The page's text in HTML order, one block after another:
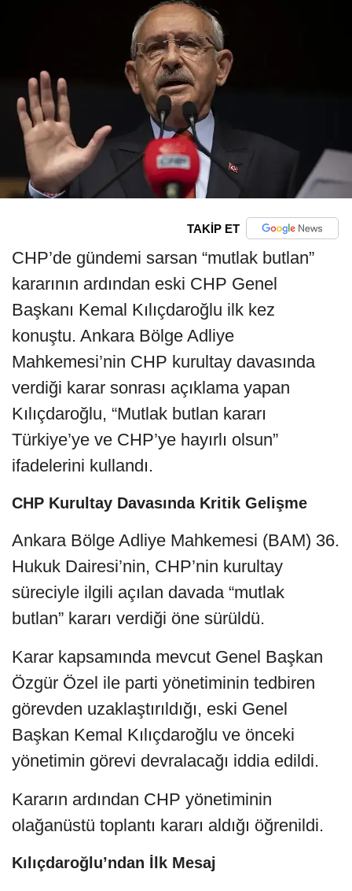
TAKİP ET
CHP’de gündemi sarsan “mutlak butlan”
kararının ardından eski CHP Genel
Başkanı Kemal Kılıçdaroğlu ilk kez
konuştu. Ankara Bölge Adliye
Mahkemesi’nin CHP kurultay davasında
verdiği karar sonrası açıklama yapan
Kılıçdaroğlu, “Mutlak butlan kararı
Türkiye’ye ve CHP’ye hayırlı olsun”
ifadelerini kullandı.
CHP Kurultay Davasında Kritik Gelişme
Ankara Bölge Adliye Mahkemesi (BAM) 36.
Hukuk Dairesi’nin, CHP’nin kurultay
süreciyle ilgili açılan davada “mutlak
butlan” kararı verdiği öne sürüldü.
Karar kapsamında mevcut Genel Başkan
Özgür Özel ile parti yönetiminin tedbiren
görevden uzaklaştırıldığı, eski Genel
Başkan Kemal Kılıçdaroğlu ve önceki
yönetimin görevi devralacağı iddia edildi.
Kararın ardından CHP yönetiminin
olağanüstü toplantı kararı aldığı öğrenildi.
Kılıçdaroğlu’ndan İlk Mesaj